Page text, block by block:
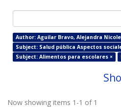
Author: Aguilar Bravo, Alejandra
Subject: Salud pública Aspectos
Subject: Alimentos para escolares ×
Now showing items 1-1 of 1